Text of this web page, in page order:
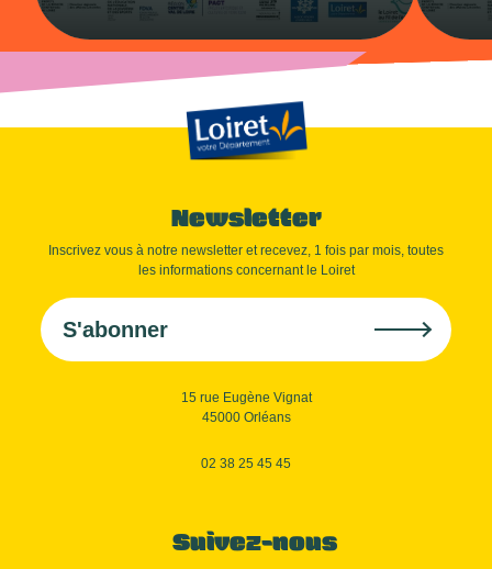
Newsletter
Inscrivez vous à notre newsletter et recevez, 1 fois par mois, toutes
les informations concernant le Loiret
S'abonner
15 rue Eugène Vignat
45000 Orléans
02 38 25 45 45
Suivez-nous